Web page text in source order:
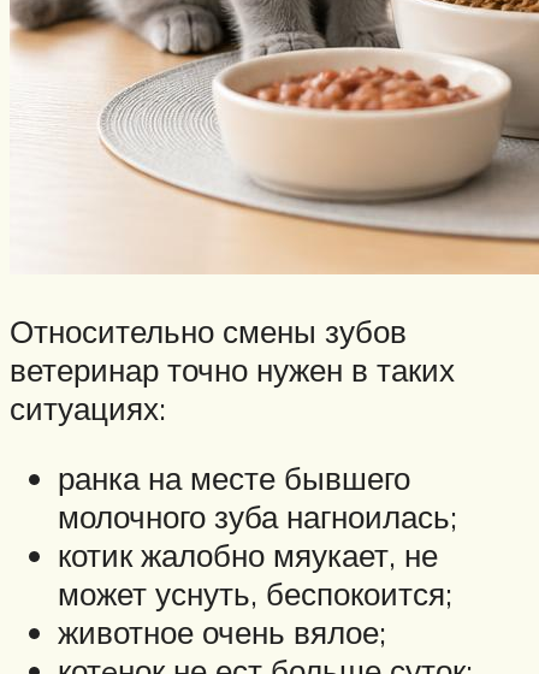
Относительно смены зубов
ветеринар точно нужен в таких
ситуациях:
ранка на месте бывшего
молочного зуба нагноилась;
котик жалобно мяукает, не
может уснуть, беспокоится;
животное очень вялое;